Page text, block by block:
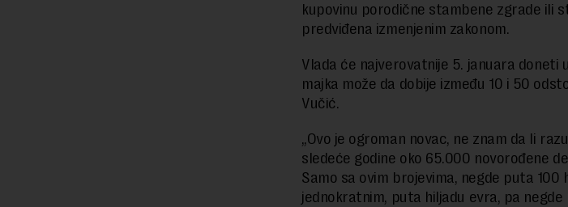
kupovinu porodične stambene zgrade ili
predviđena izmenjenim zakonom.
Vlada će najverovatnije 5. januara doneti
majka može da dobije između 10 i 50
Vučić.
„Ovo je ogroman novac, ne znam da li
sledeće godine oko 65.000 novorođene
Samo sa ovim brojevima, negde puta 100
jednokratnim, puta hiljadu evra, pa